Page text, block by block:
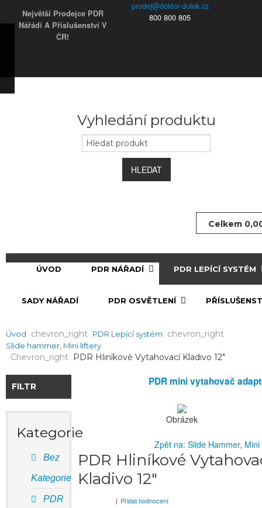
Největší Prodejce PDR
Nářádí A Příslušenství V
ČR!
800 800 805
Vyhledání produktu
HLEDAT
Celkem
ÚVOD PDR NÁŘADÍ PDR LEPÍCÍ SYSTÉM
SADY NÁŘADÍ PDR OSVĚTLENÍ
Úvod Chevron_right PDR Lepící systém Chevron_right
Slide hammer, Mini liftery
Chevron_right PDR Hliníkové Vytahovací Kladivo 12"
FILTR
Kategorie
Bez
Kategorie
PDR
PDR mini vytahovač
Obrázek
Zpět na: Slide Hammer,
PDR Hliníkové
Kladivo 12"
| Přidat hodnocení